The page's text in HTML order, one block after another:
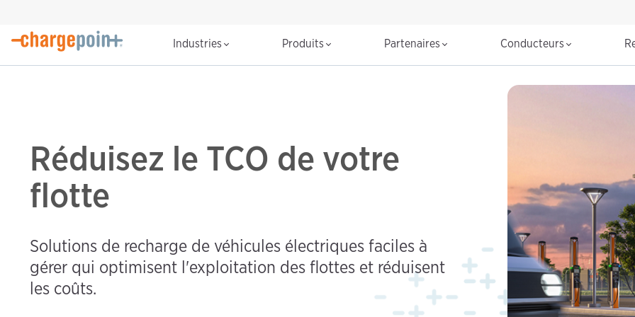
Industries Produits Partenaires Conducteurs
Réduisez le TCO de votre
flotte
Solutions de recharge de véhicules électriques faciles à
gérer qui optimisent l'exploitation des flottes et réduisent
les coûts.